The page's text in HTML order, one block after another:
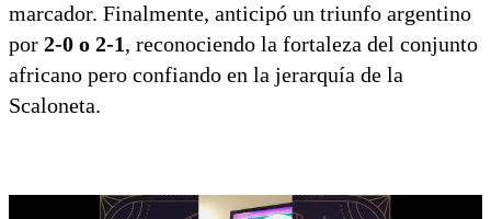
marcador. Finalmente, anticipó un triunfo argentino
por 2-0 o 2-1, reconociendo la fortaleza del conjunto
africano pero confiando en la jerarquía de la
Scaloneta.